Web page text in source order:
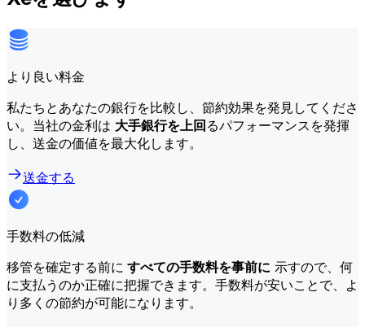
より良い料金
私たちとあなたの銀行を比較し、節約効果を発見してくださ
い。当社の金利は 大手銀行を上回るパフォーマンスを発揮
し、送金の価値を最大化します。
送金する
手数料の低減
移管を確定する前に すべての手数料を事前に 示すので、何
に支払うのか正確に把握できます。手数料が安いことで、よ
り多くの節約が可能になります。